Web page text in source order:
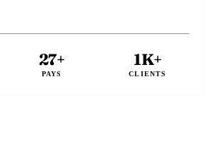
27+
PAYS
1K+
CLIENTS